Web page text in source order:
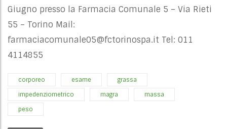
Giugno presso la Farmacia Comunale 5 – Via Rieti
55 – Torino Mail:
farmaciacomunale05@fctorinospa.it Tel: 011
4114855
corporeo esame grassa
impedenziometrico magra massa
peso